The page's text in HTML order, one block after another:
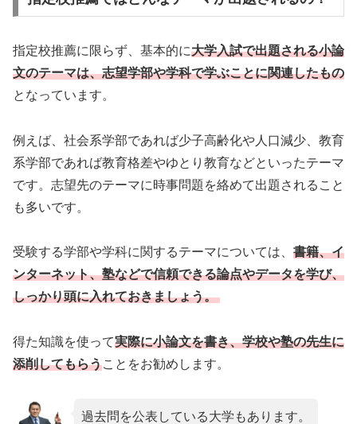
指定校推薦に限らず、基本的に大学入試で出題される小論
文のテーマは、志望学部や学科で学ぶことに関連したもの
となっています。
例えば、社会系学部であれば少子高齢化や人口減少、教育
系学部であれば教育格差やゆとり教育などといったテーマ
です。志望先のテーマに時事問題を絡めて出題されること
も多いです。
受験する学部や学科に関するテーマについては、 書籍、イ
ンターネット、塾などで信頼できる論点やデータを学び、
しっかり頭に入れておきましょう。
得た知識を使って実際に小論文を書き、学校や塾の先生に
添削してもらうことをお勧めします。
過去問を公表している大学もあります。